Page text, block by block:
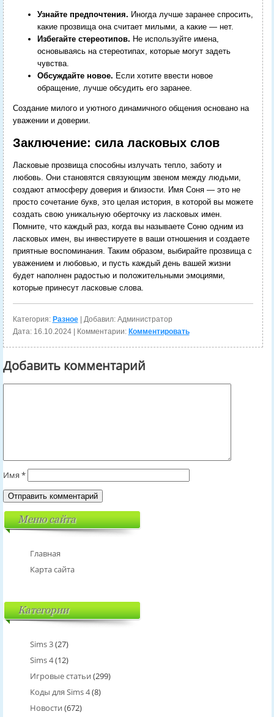
Узнайте предпочтения. Иногда лучше заранее спросить,
какие прозвища она считает милыми, а какие — нет.
Избегайте стереотипов. Не используйте имена,
основываясь на стереотипах, которые могут задеть
чувства.
Обсуждайте новое. Если хотите ввести новое
обращение, лучше обсудить его заранее.
Создание милого и уютного динамичного общения основано на
уважении и доверии.
Заключение: сила ласковых слов
Ласковые прозвища способны излучать тепло, заботу и
любовь. Они становятся связующим звеном между людьми,
создают атмосферу доверия и близости. Имя Соня — это не
просто сочетание букв, это целая история, в которой вы можете
создать свою уникальную оберточку из ласковых имен.
Помните, что каждый раз, когда вы называете Соню одним из
ласковых имен, вы инвестируете в ваши отношения и создаете
приятные воспоминания. Таким образом, выбирайте прозвища с
уважением и любовью, и пусть каждый день вашей жизни
будет наполнен радостью и положительными эмоциями,
которые принесут ласковые слова.
Категория: Разное| Добавил: Администратор
Дата: 16.10.2024| Комментарии: Комментировать
Добавить комментарий
Имя *
Меню сайта
Главная
Карта сайта
Категории
Sims 3(27)
Sims 4(12)
Игровые статьи (299)
Коды для Sims 4(8)
Новости (672)